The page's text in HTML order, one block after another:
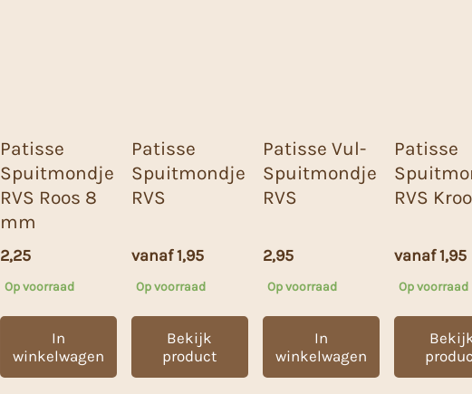
Patisse
Spuitmondje
RVS Roos 8
mm
2,25
Op voorraad
In
winkelwagen
Patisse
Spuitmondje
RVS
vanaf1,95
Op voorraad
Bekijk
product
Patisse Vul-
Spuitmondje
RVS
2,95
Op voorraad
In
winkelwagen
Patisse
RVS
vanaf1,95
Op voorraad